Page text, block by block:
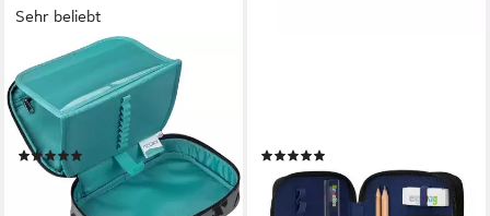
Sehr beliebt
NEOXX
Schreibgeräteetui
Schlamperbox, Dunk, teilweise
aus recyceltem Material
ab 20,08 € UVP24,95 € ab 29,99 €
lieferbar - in 3-4 Werktagen bei dir